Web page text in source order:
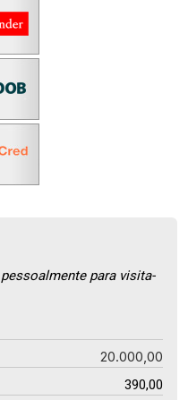
para visita-
20.000,00
390,00